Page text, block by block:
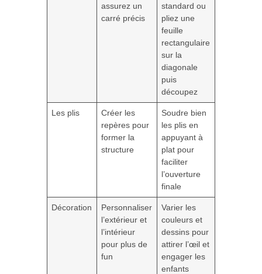
assurez un
carré précis
standard ou
pliez une
feuille
rectangulaire
sur la
diagonale
puis
découpez
Les plis
Créer les
repères pour
former la
structure
Soudre bien
les plis en
appuyant à
plat pour
faciliter
l’ouverture
finale
Décoration
Personnaliser
l’extérieur et
l’intérieur
pour plus de
fun
Varier les
couleurs et
dessins pour
attirer l’œil et
engager les
enfants